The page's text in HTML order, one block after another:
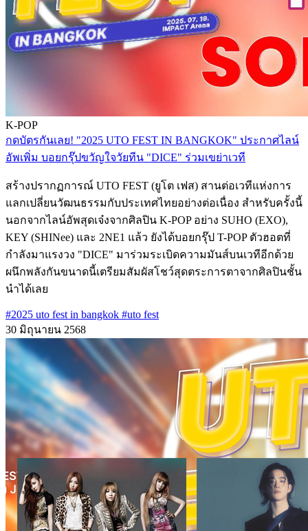
K-POP
กดบัตรกันเลย! "2025 UTO FEST IN BANGKOK" ประกาศไลน์​
อัพเพิ่ม บอยกรุ๊ปขวัญใจ​วัยทีน "DICE" ร่วมเขย่าเวที
สร้างปรากฏการณ์​ UTO FEST (ยูโต เฟส)​ สานต่อเวทีแห่งการ
แลกเปลี่ยนวัฒนธรรมกับประเทศไทยอย่างต่อเนื่อง สำหรับครั้งนี้
นอกจากไลน์อัพสุดเจ๋งจากศิลปิน K-POP​ อย่าง SUHO (EXO),
KEY (SHINee) และ 2NE1 แล้ว ยังได้บอยกรุ๊ป T-POP ตัวฮอตที่
กำลังมาแรงวง "DICE" มาร่วมระเบิดความมันส์บนเวทีอีกด้วย
ผนึกพลังกันขนาดนี้เตรียมสัมผัสโชว์สุดตระการตาจากศิลปินชั้น
นำได้เลย
#2025 uto fest in bangkok #uto fest
30 มิถุนายน 2568